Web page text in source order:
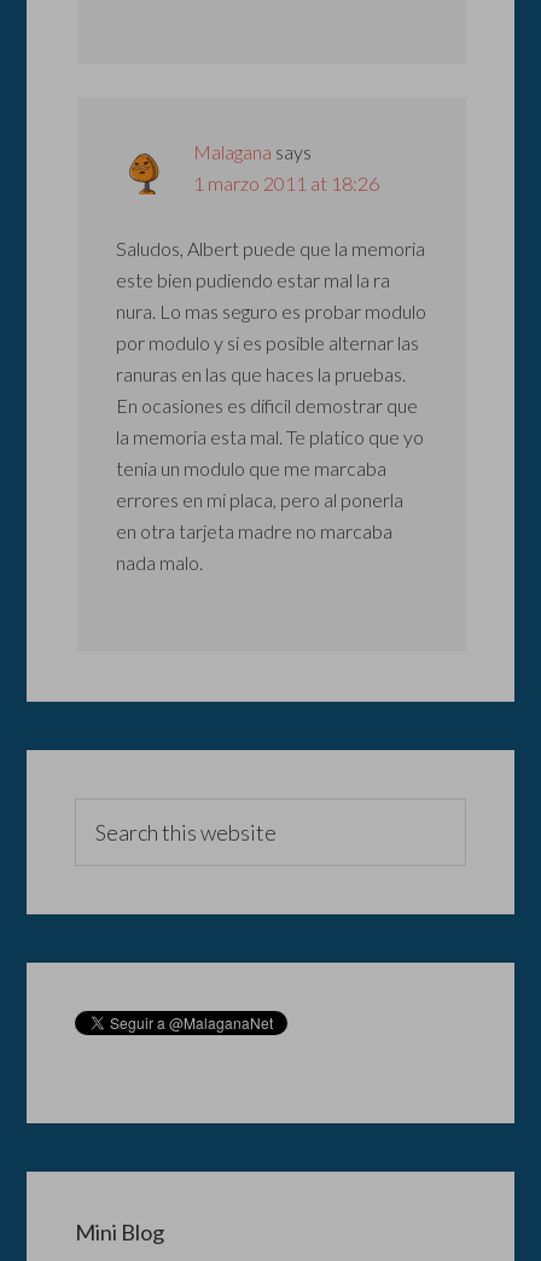
Malagana says
1 marzo 2011 at 18:26
Saludos, Albert puede que la memoria
este bien pudiendo estar mal la ra
nura. Lo mas seguro es probar modulo
por modulo y si es posible alternar las
ranuras en las que haces la pruebas.
En ocasiones es dificil demostrar que
la memoria esta mal. Te platico que yo
tenia un modulo que me marcaba
errores en mi placa, pero al ponerla
en otra tarjeta madre no marcaba
nada malo.
Mini Blog